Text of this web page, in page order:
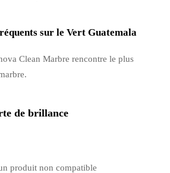
sur le Vert Guatemala
Clean Marbre rencontre le plus
de brillance
produit non compatible